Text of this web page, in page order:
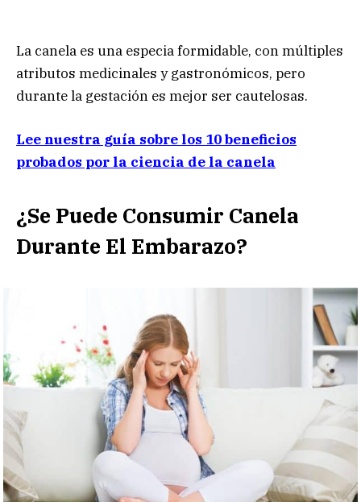
La canela es una especia formidable, con múltiples
atributos medicinales y gastronómicos, pero
durante la gestación es mejor ser cautelosas.
Lee nuestra guía sobre los 10 beneficios
probados por la ciencia de la canela
¿Se Puede Consumir Canela
Durante El Embarazo?